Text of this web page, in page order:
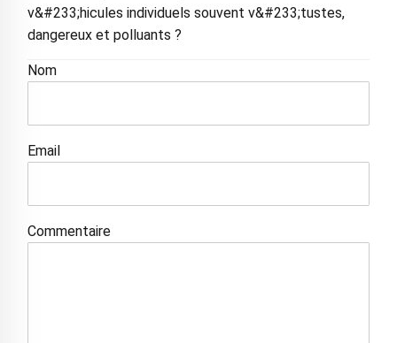
v&#233;hicules individuels souvent v&#233;tustes,
dangereux et polluants ?
Nom
Email
Commentaire